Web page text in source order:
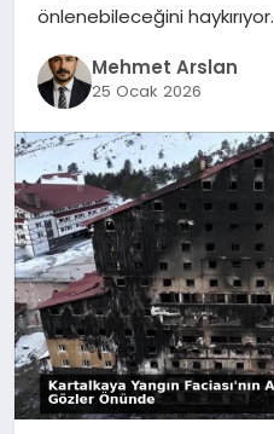
EĞITIM
DÜNYA
YAŞAM
önlenebileceğini haykırıyor.
Mehmet Arslan
25 Ocak 2026